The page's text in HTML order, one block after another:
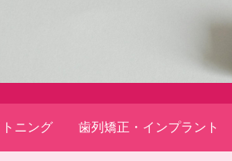
ニング 歯列矯正・インプラント